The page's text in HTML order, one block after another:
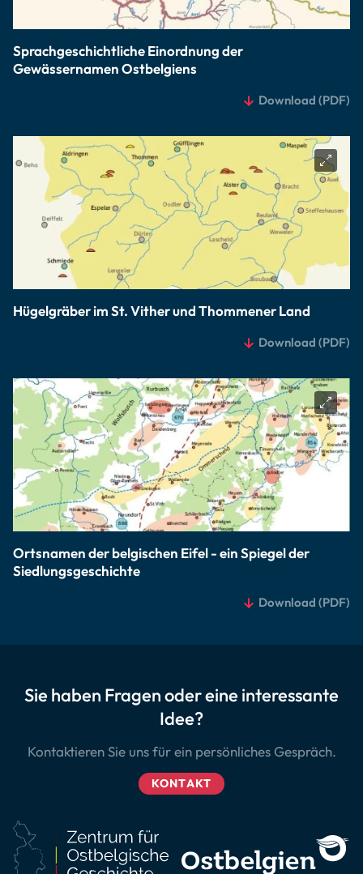
Sprachgeschichtliche Einordnung der
Gewässernamen Ostbelgiens
Download (PDF)
Hügelgräber im St. Vither und Thommener Land
Download (PDF)
Ortsnamen der belgischen Eifel - ein Spiegel der
Siedlungsgeschichte
Download (PDF)
Sie haben Fragen oder eine interessante
Idee?
Kontaktieren Sie uns für ein persönliches Gespräch.
KONTAKT